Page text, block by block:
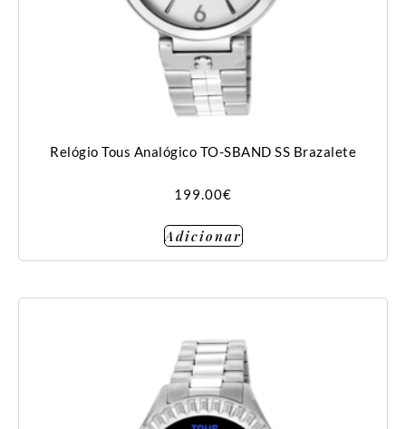
Relógio Tous Analógico TO-SBAND SS Brazalete
199.00€
Adicionar